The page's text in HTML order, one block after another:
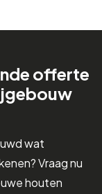
offerte
wat
Vraag nu
houten